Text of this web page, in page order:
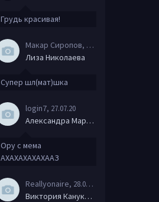
Грудь красивая!
Макар Сиропов, 08.08.20
Лиза Николаева
Супер шл(мат)шка
login7, 27.07.20
Александра Маркова
Ору с мема
АХАХАХАХАХААЗ
Reallyonaire, 28.06.20
Виктория Канукова